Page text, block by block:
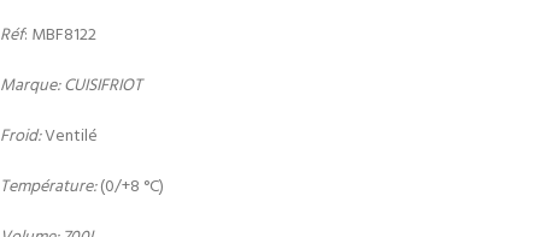
Réf: MBF8122
Marque: CUISIFRIOT
Froid:Ventilé
Température:(0/+8 °C)